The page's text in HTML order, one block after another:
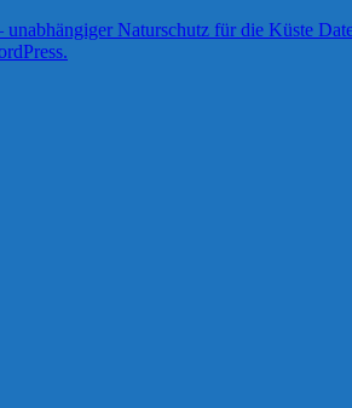
unabhängiger Naturschutz für die Küste